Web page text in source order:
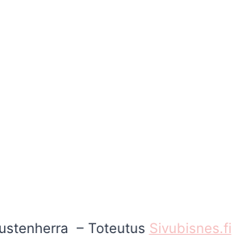
– Toteutus Sivubisnes.fi